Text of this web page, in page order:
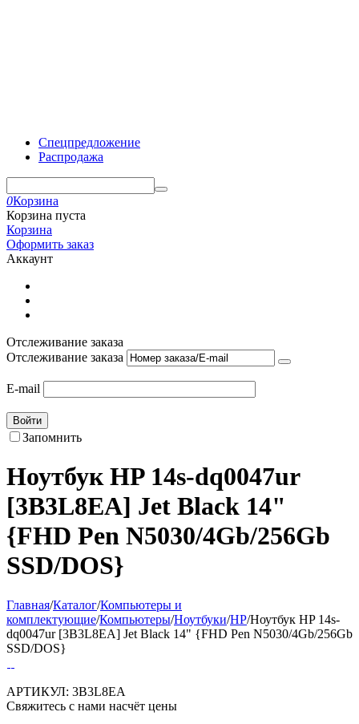
Спецпредложение
Распродажа
0Корзина
Корзина пуста
Корзина
Оформить заказ
Аккаунт
Отслеживание заказа
Отслеживание заказа
E-mail
Войти
Запомнить
Ноутбук HP 14s-dq0047ur
[3B3L8EA] Jet Black 14"
{FHD Pen N5030/4Gb/256Gb
SSD/DOS}
Главная/Каталог/Компьютеры и
комплектующие/Компьютеры/Ноутбуки/HP/Ноутбук HP 14s-
dq0047ur [3B3L8EA] Jet Black 14" {FHD Pen N5030/4Gb/256Gb
SSD/DOS}
АРТИКУЛ: 3B3L8EA
Свяжитесь с нами насчёт цены